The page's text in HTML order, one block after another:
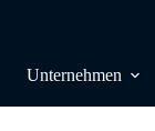
Unternehmen